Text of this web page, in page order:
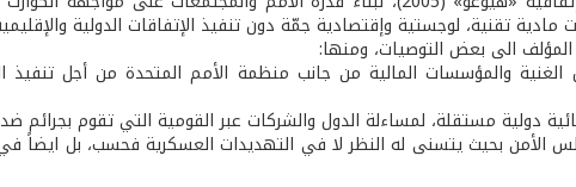
مادية تقنية، لوجستية وإقتصادية جمّة دون تنفيذ الإتفاقات الدولية
الى بعض التوصيات، ومنها:
والمؤسسات المالية من جانب منظمة الأمم المتحدة من أجل تنفيذ
دولية مستقلة، لمساءلة الدول والشركات عبر القومية التي تقوم بجرائم ضد
الأمن بحيث يتسنى له النظر لا في التهديدات العسكرية فحسب، بل ايضاً